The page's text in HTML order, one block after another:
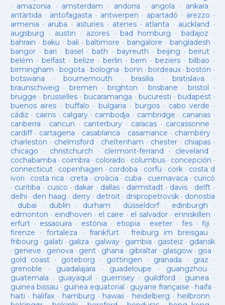
· amazonia · amsterdam · andorra · angola · ankara ·
antàrtida · antofagasta · antwerpen · apartadó · arezzo ·
armenia · aruba · asturies· atenes· atlanta · auckland ·
augsburg · austin · azores·bad homburg ·badajoz ·
bahrain ·baku · bali ·baltimore ·bangalore · bangladesh ·
bangor· bari ·basel ·bath · bayreuth ·beijing ·beirut ·
belém · belfast· belize · berlin ·bern ·beziers ·bilbao ·
birmingham · bogota · bologna ·bonn ·bordeaux ·boston ·
botswana · bournemouth ·brasilia ·bratislava ·
braunschweig · bremen ·brighton · brisbane · bristol ·
brugge · brusselles· bucaramanga · bucuresti · budapest·
buenos aires· buffalo · bulgaria · burgos· cabo verde ·
cádiz · cairns· calgary · cambodja · cambridge · canarias·
canberra · cancun · canterbury · caracas · carcassonne ·
cardiff· cartagena · casablanca · casamance · chambéry·
charleston · chelmsford · cheltenham · chester· chiapas ·
chicago · christchurch · clermont-ferrand · cleveland ·
cochabamba · coimbra · colorado · columbus· concepción ·
connecticut· copenhagen · cordoba · corfu · cork · costa d
ivori · costa rica · creta · croàcia · cuba · cuernavaca · curicó
· curitiba · cusco · dakar · dallas · darmstadt· davis · delft ·
delhi · den haag · derry· detroit· dnipropetrovsk· donostia
· dubai · dublín · durham · düsseldorf· edinburgh ·
edmonton · eindhoven · el caire · el salvador · enniskillen ·
erfurt· essaouira · estònia · etiopia · exeter· fes· fiji ·
firenze ·fortaleza · frankfurt· freiburg im breisgau ·
fribourg · galati · galiza · galway· gambia · gasteiz · gdansk
· geneve · genova · gent· ghana · gibraltar· glasgow· goa ·
gold coast · goteborg · gottingen · granada · graz ·
grenoble · guadalajara · guadeloupe · guangzhou ·
guatemala · guayaquil · guernsey· guildford · guinea ·
guinea bissau · guinea equatorial · guyane française · haifa ·
haiti · halifax · hamburg · hawaii · heidelberg · heilbronn ·